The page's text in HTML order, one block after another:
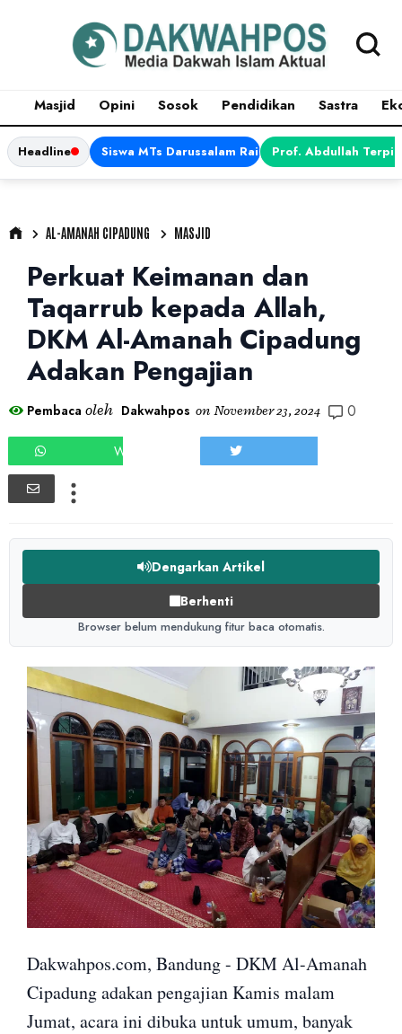
Masjid Opini Sosok Pendidikan Sastra
Headline Siswa MTs Darussalam Raih Juara 1 dalam
Prof. Abdullah
AL-AMANAH CIPADUNG MASJID
Perkuat Keimanan dan
Taqarrub kepada Allah,
DKM Al-Amanah Cipadung
Adakan Pengajian
Pembaca oleh Dakwahpos on November 23, 2024 0
WHATSAPP
Dengarkan Artikel
Berhenti
Browser belum mendukung fitur baca otomatis.
Dakwahpos.com, Bandung - DKM Al-Amanah
Cipadung adakan pengajian Kamis malam
Jumat, acara ini dibuka untuk umum, banyak